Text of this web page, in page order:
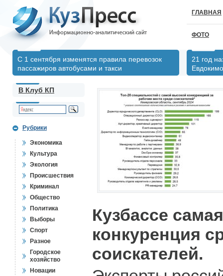
ГЛАВНАЯ
ФОТО
С 1 сентября изменятся правила перевозок
пассажиров автобусами и такси
21 год
В Клуб КП
Рубрики
Экономика
Культура
Экология
Происшествия
Криминал
Общество
Политика
Выборы
Спорт
Разное
Городское
хозяйство
Новации
Кузбассе
конкуренция
соискателей.